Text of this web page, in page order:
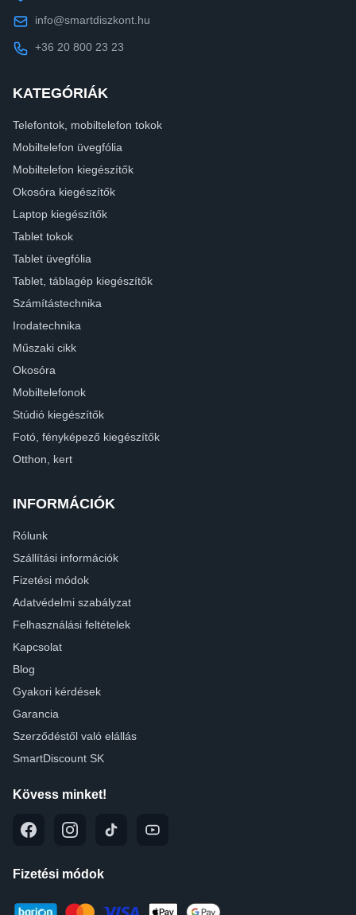
info@smartdiszkont.hu
+36 20 800 23 23
KATEGÓRIÁK
Telefontok, mobiltelefon tokok
Mobiltelefon üvegfólia
Mobiltelefon kiegészítők
Okosóra kiegészítők
Laptop kiegészítők
Tablet tokok
Tablet üvegfólia
Tablet, táblagép kiegészítők
Számítástechnika
Irodatechnika
Műszaki cikk
Okosóra
Mobiltelefonok
Stúdió kiegészítők
Fotó, fényképező kiegészítők
Otthon, kert
INFORMÁCIÓK
Rólunk
Szállítási információk
Fizetési módok
Adatvédelmi szabályzat
Felhasználási feltételek
Kapcsolat
Blog
Gyakori kérdések
Garancia
Szerződéstől való elállás
SmartDiscount SK
Kövess minket!
Fizetési módok